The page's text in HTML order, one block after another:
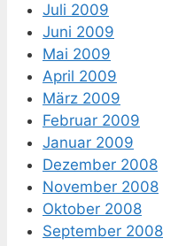
Juli 2009
Juni 2009
Mai 2009
April 2009
März 2009
Februar 2009
Januar 2009
Dezember 2008
November 2008
Oktober 2008
September 2008